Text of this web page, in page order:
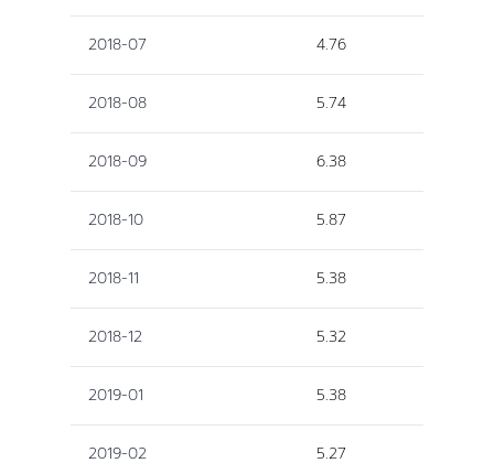
2018-07 4.76
2018-08 5.74
2018-09 6.38
2018-10 5.87
2018-11 5.38
2018-12 5.32
2019-01 5.38
2019-02 5.27